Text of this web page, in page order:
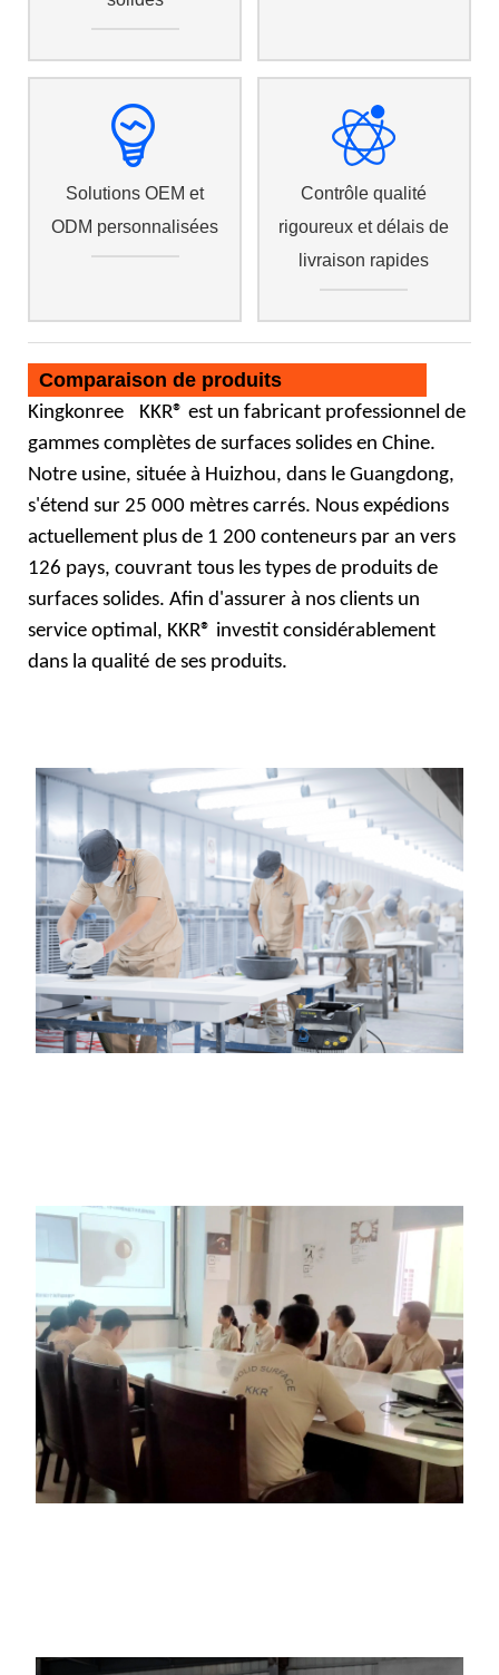
Solutions OEM et
ODM personnalisées
Contrôle qualité
rigoureux et délais de
livraison rapides
Comparaison de produits
Kingkonree
KKR® est un fabricant professionnel de
gammes complètes de surfaces solides en Chine.
Notre usine, située à Huizhou, dans le Guangdong,
s'étend sur 25 000 mètres carrés. Nous expédions
actuellement plus de 1 200 conteneurs par an vers
126 pays, couvrant tous les types de produits de
surfaces solides. Afin d'assurer à nos clients un
service optimal, KKR® investit considérablement
dans la qualité de ses produits.